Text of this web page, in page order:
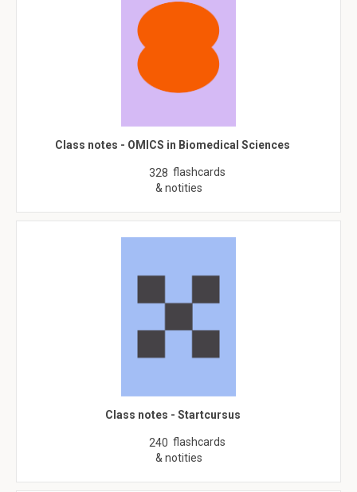
Class notes - OMICS in Biomedical Sciences
328 flashcards
& notities
Class notes - Startcursus
240 flashcards
& notities